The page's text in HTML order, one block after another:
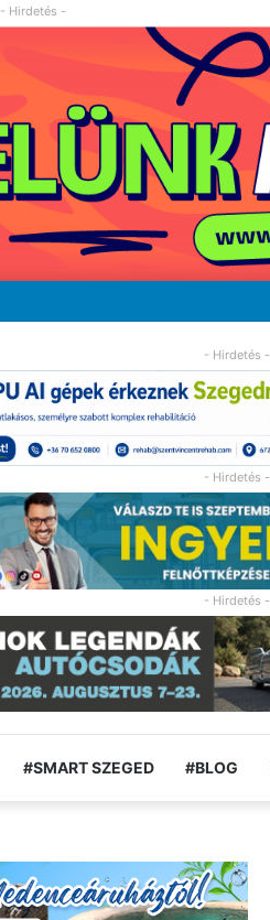
- Hirdetés -
- Hirdetés -
- Hirdetés -
- Hirdetés -
#SMART SZEGED #BLOG